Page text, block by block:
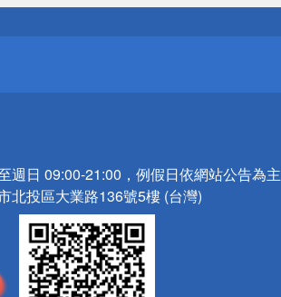
週日 09:00-21:00，例假日依網站公告為主
北投區大業路136號5樓 (台灣)